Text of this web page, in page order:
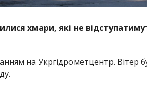
хмари, які не
на Укргідрометцентр. Вітер